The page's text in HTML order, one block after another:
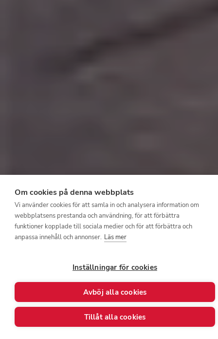
Om cookies på denna webbplats
Vi använder cookies för att samla in och analysera information om
webbplatsens prestanda och användning, för att förbättra
funktioner kopplade till sociala medier och för att förbättra och
anpassa innehåll och annonser. Läs mer
Inställningar för cookies
Avböj alla cookies
Tillåt alla cookies